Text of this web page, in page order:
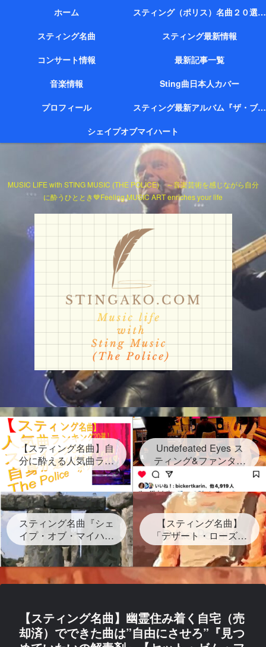
MUSIC LIFE with STING MUSIC (THE POLICE) ～音楽芸術を感じながら自分
に酔うひととき💙Feeling MUSIC ART enriches your life
ホーム
スティング（ポリス）名曲２０選（代表作）
スティング名曲
スティング最新情報
コンサート情報
最新記事一覧
音楽情報
Sting曲日本人カバー
プロフィール
スティング最新アルバム『ザ・ブリッジ』
シェイプオブマイハート
【スティング名曲】自
分に酔える人気曲ラン
キング20選！スティン
グセクシーショットが
放つ Sting自身が選ん
だ２０曲、なんと日本
語だけのタイトルソン
グが存在する？」
Undefeated Eyes ス
ティング&ファンタス
ティック・ネグリート
新曲発表！2024年6月
28日金！グラミー賞受
賞連続3回 しかし再ス
タートは路上だった
スティング名曲『シェ
イプ・オブ・マイハー
ト』ストーンヘンジの
岩の下書かれた曲を宇
多田ヒカルがサンプリ
ング なぜ？映画レオ
【スティング名曲】
「デザート・ローズ」
砂漠のバラは？岩？歌
詞・和訳・背景どんな
曲？
【スティング名曲】幽霊住み着く自宅（売
却済）でできた曲は”自由にさせろ”『見つ